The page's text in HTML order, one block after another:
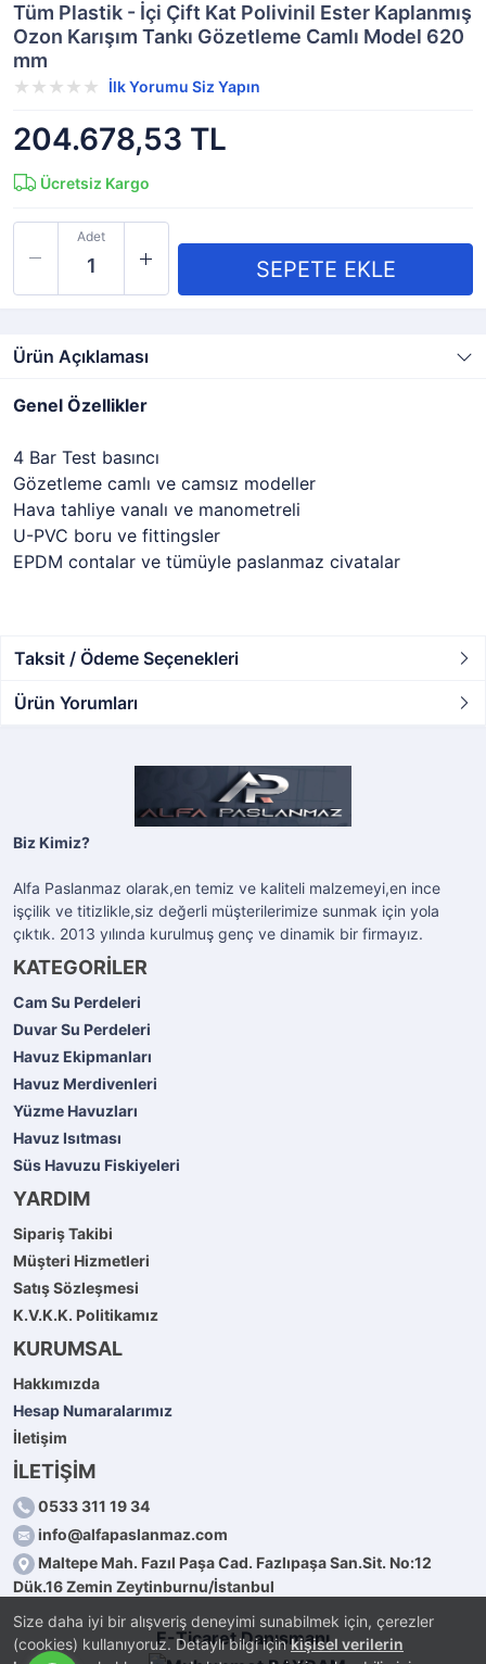
Size daha iyi bir alışveriş deneyimi sunabilmek için, çerezler
(cookies) kullanıyoruz. Detaylı bilgi içinkişisel verilerin
Tüm Plastik - İçi Çift Kat Polivinil Ester Kaplanmış
Ozon Karışım Tankı Gözetleme Camlı Model 620
mm
İlk Yorumu Siz Yapın
204.678,53 TL
Ücretsiz Kargo
Adet
Ürün Açıklaması
Genel Özellikler
4 Bar Test basıncı
Gözetleme camlı ve camsız modeller
Hava tahliye vanalı ve manometreli
U-PVC boru ve fittingsler
EPDM contalar ve tümüyle paslanmaz civatalar
Taksit / Ödeme Seçenekleri
Ürün Yorumları
Biz Kimiz?
Alfa Paslanmaz olarak,en temiz ve kaliteli malzemeyi,en ince
işçilik ve titizlikle,siz değerli müşterilerimize sunmak için yola
çıktık. 2013 yılında kurulmuş genç ve dinamik bir firmayız.
KATEGORİLER
Cam Su Perdeleri
Duvar Su Perdeleri
Havuz Ekipmanları
Havuz Merdivenleri
Yüzme Havuzları
Havuz Isıtması
Süs Havuzu Fiskiyeleri
YARDIM
Sipariş Takibi
Müşteri Hizmetleri
Satış Sözleşmesi
K.V.K.K. Politikamız
KURUMSAL
Hakkımızda
Hesap Numaralarımız
İletişim
İLETİŞİM
0533 311 19 34
info@alfapaslanmaz.com
Maltepe Mah. Fazıl Paşa Cad. Fazlıpaşa San.Sit. No:12
Dük.16 Zemin Zeytinburnu/İstanbul
E-Ticaret Danışmanı